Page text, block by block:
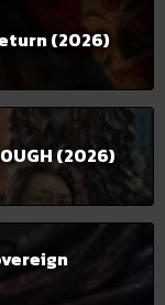
(2026)
(2026)